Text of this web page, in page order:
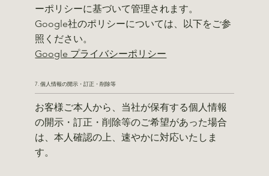
ーポリシーに基づいて管理されます。
Google社のポリシーについては、以下をご参
照ください。
Google プライバシーポリシー
7. 個人情報の開示・訂正・削除等
お客様ご本人から、当社が保有する個人情報
の開示・訂正・削除等のご希望があった場合
は、本人確認の上、速やかに対応いたしま
す。